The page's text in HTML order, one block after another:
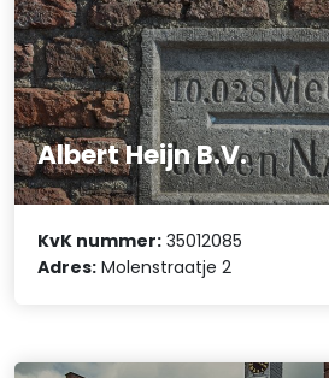
Albert Heijn B.V.
KvK nummer: 35012085
Adres: Molenstraatje 2